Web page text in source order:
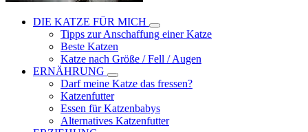
DIE KATZE FÜR MICH
Tipps zur Anschaffung einer Katze
Beste Katzen
Katze nach Größe / Fell / Augen
ERNÄHRUNG
Darf meine Katze das fressen?
Katzenfutter
Essen für Katzenbabys
Alternatives Katzenfutter